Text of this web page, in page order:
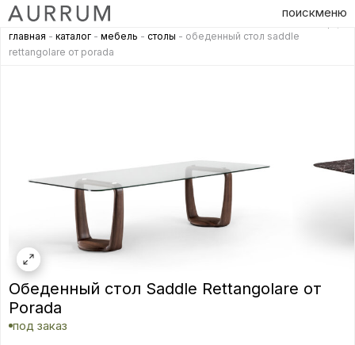
поискменю
главная - каталог - мебель - столы - обеденный стол saddle
rettangolare от porada
Обеденный стол Saddle Rettangolare от
Porada
под заказ